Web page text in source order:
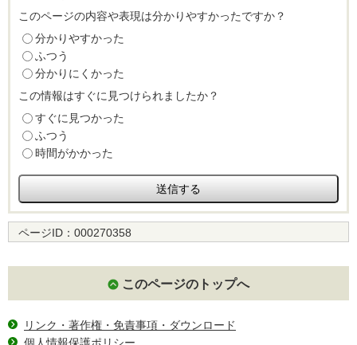
このページの内容や表現は分かりやすかったですか？
分かりやすかった
ふつう
分かりにくかった
この情報はすぐに見つけられましたか？
すぐに見つかった
ふつう
時間がかかった
ページID： 000270358
このページのトップへ
リンク・著作権・免責事項・ダウンロード